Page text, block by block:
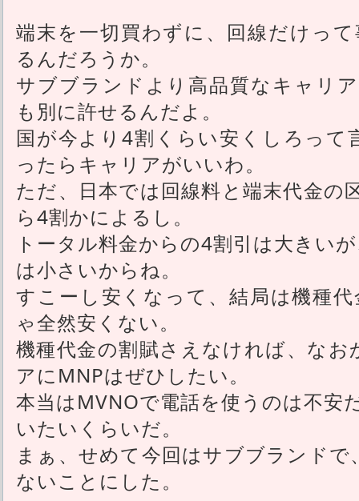
端末を一切買わずに、回線だけっ
るんだろうか。
サブブランドより高品質なキャリ
も別に許せるんだよ。
国が今より4割くらい安くしろって
ったらキャリアがいいわ。
ただ、日本では回線料と端末代金の
ら4割かによるし。
トータル料金からの4割引は大きい
は小さいからね。
すこーし安くなって、結局は機種
ゃ全然安くない。
機種代金の割賦さえなければ、な
アにMNPはぜひしたい。
本当はMVNOで電話を使うのは不安
いたいくらいだ。
まぁ、せめて今回はサブブランド
ないことにした。